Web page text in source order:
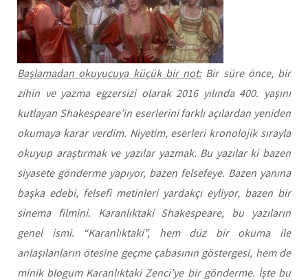
Başlamadan okuyucuya küçük bir not:Bir süre önce, bir
zihin ve yazma egzersizi olarak 2016 yılında 400. yaşını
kutlayan Shakespeare’in eserlerini farklı açılardan yeniden
okumaya karar verdim. Niyetim, eserleri kronolojik sırayla
okuyup araştırmak ve yazılar yazmak. Bu yazılar ki bazen
siyasete gönderme yapıyor, bazen felsefeye. Bazen yanına
başka edebi, felsefi metinleri yardakçı eyliyor, bazen bir
sinema filmini. Karanlıktaki Shakespeare, bu yazıların
genel ismi. “Karanlıktaki”, hem düz bir okuma ile
anlaşılanların ötesine geçme çabasının göstergesi, hem de
minik blogum Karanlıktaki Zenci’ye bir gönderme. İşte bu